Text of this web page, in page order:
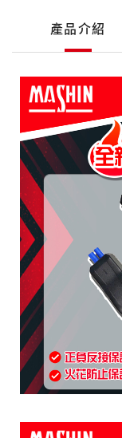
詳
介
紹
產品介紹
產
品
介
紹